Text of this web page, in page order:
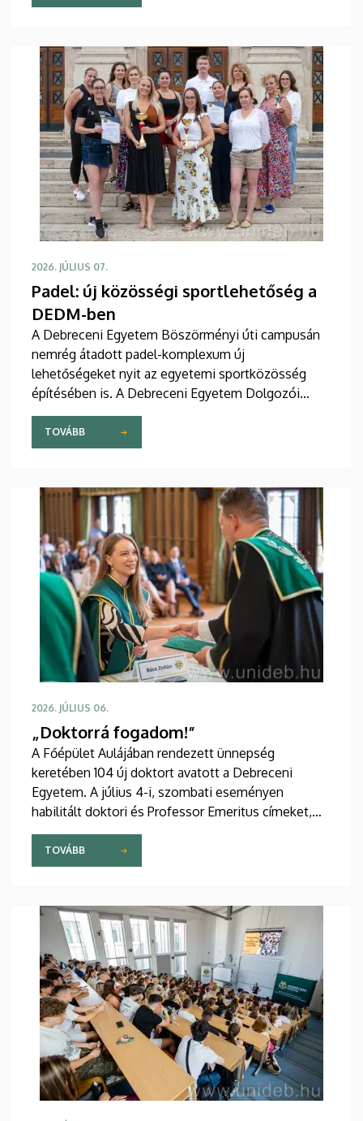
jelenlegi és egykori polgárát várja a Campus
Piknikre is.
2026. JÚLIUS 07.
Padel: új közösségi sportlehetőség a
DEDM-ben
A Debreceni Egyetem Böszörményi úti campusán
nemrég átadott padel-komplexum új
lehetőségeket nyit az egyetemi sportközösség
építésében is. A Debreceni Egyetem Dolgozói
Mozgásprogramot (DEDM) szervező DEAC
szabadidősport szakosztály őszre padellel
kapcsolatos programok indítását tervezi.
TOVÁBB
2026. JÚLIUS 06.
„Doktorrá fogadom!”
A Főépület Aulájában rendezett ünnepség
keretében 104 új doktort avatott a Debreceni
Egyetem. A július 4-i, szombati eseményen
habilitált doktori és Professor Emeritus címeket,
valamint a Gróf Tisza István Debreceni Egyetemért
Alapítvány Kiválósági PhD Ösztöndíjait is átadtak.
TOVÁBB